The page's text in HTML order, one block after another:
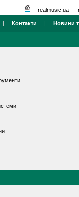
realmusic.ua
Контакти | Новини